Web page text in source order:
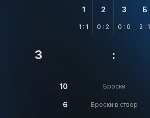
1
1 : 1
2
0 : 2
3
0 : 0
Б
2 : 1
3 :
10 Броски
6 Броски в створ